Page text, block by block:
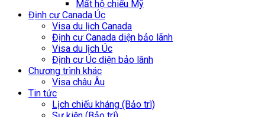
Mất hộ chiếu Mỹ
Định cư Canada Úc
Visa du lịch Canada
Định cư Canada diện bảo lãnh
Visa du lịch Úc
Định cư Úc diện bảo lãnh
Chương trình khác
Visa châu Âu
Tin tức
Lịch chiếu kháng (Bảo trì)